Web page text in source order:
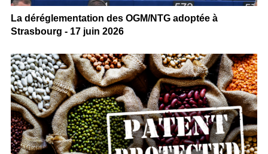
La déréglementation des OGM/NTG adoptée à
Strasbourg - 17 juin 2026